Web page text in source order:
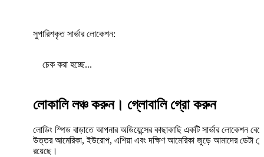
সুপারিশকৃত সার্ভার লোকেশন:
চেক করা হচ্ছে...
লোকালি লঞ্চ করুন। গ্লোবালি গ্রো করুন
লোডিং স্পিড বাড়াতে আপনার অডিয়েন্সের কাছাকাছি একটি সার্ভার লোকেশন
উত্তর আমেরিকা, ইউরোপ, এশিয়া এবং দক্ষিণ আমেরিকা জুড়ে আমাদের ডেটা
রয়েছে।